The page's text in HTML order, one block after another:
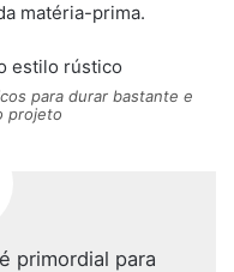
matéria-prima.
para durar bastante e
projeto
primordial para